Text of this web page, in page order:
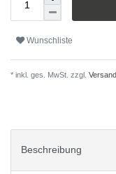
Wunschliste
* inkl. ges. MwSt. zzgl.
Beschreibung